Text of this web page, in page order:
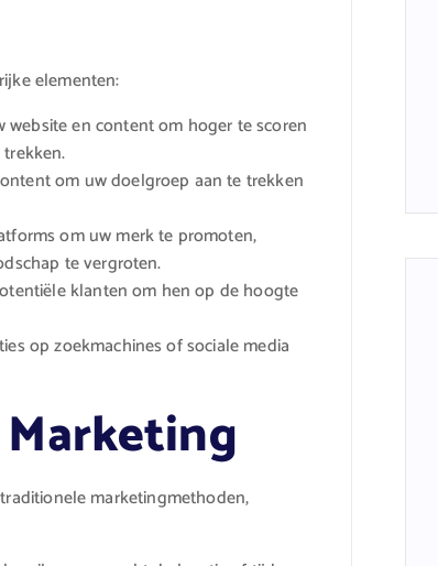
elementen:
en content om hoger te scoren
om uw doelgroep aan te trekken
om uw merk te promoten,
te vergroten.
klanten om hen op de hoogte
op zoekmachines of sociale media
marketingmethoden,